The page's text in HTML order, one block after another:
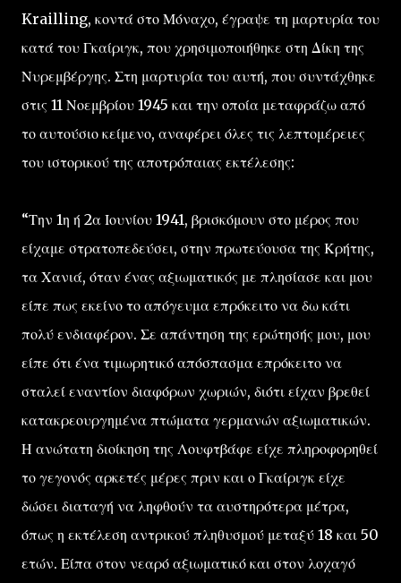
Krailling, κοντά στο Μόναχο, έγραψε τη μαρτυρία του
κατά του Γκαίριγκ, που χρησιμοποιήθηκε στη Δίκη της
Νυρεμβέργης. Στη μαρτυρία του αυτή, που συντάχθηκε
στις 11 Νοεμβρίου 1945 και την οποία μεταφράζω από
το αυτούσιο κείμενο, αναφέρει όλες τις λεπτομέρειες
του ιστορικού της αποτρόπαιας εκτέλεσης:
“Την 1η ή 2α Ιουνίου 1941, βρισκόμουν στο μέρος που
είχαμε στρατοπεδεύσει, στην πρωτεύουσα της Κρήτης,
τα Χανιά, όταν ένας αξιωματικός με πλησίασε και μου
είπε πως εκείνο το απόγευμα επρόκειτο να δω κάτι
πολύ ενδιαφέρον. Σε απάντηση της ερώτησής μου, μου
είπε ότι ένα τιμωρητικό απόσπασμα επρόκειτο να
σταλεί εναντίον διαφόρων χωριών, διότι είχαν βρεθεί
κατακρεουργημένα πτώματα γερμανών αξιωματικών.
Η ανώτατη διοίκηση της Λουφτβάφε είχε πληροφορηθεί
το γεγονός αρκετές μέρες πριν και ο Γκαίριγκ είχε
δώσει διαταγή να ληφθούν τα αυστηρότερα μέτρα,
όπως η εκτέλεση αντρικού πληθυσμού μεταξύ 18 και 50
ετών. Είπα στον νεαρό αξιωματικό και στον λοχαγό